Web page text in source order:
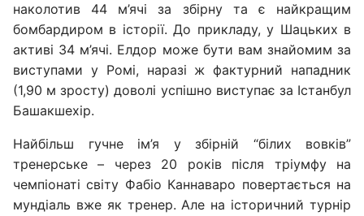
наколотив 44 м’ячі за збірну та є найкращим
бомбардиром в історії. До прикладу, у Шацьких в
активі 34 м’ячі. Елдор може бути вам знайомим за
виступами у Ромі, наразі ж фактурний нападник
(1,90 м зросту) доволі успішно виступає за Істанбул
Башакшехір.
Найбільш гучне ім’я у збірній “білих вовків”
тренерське – через 20 років після тріумфу на
чемпіонаті світу Фабіо Каннаваро повертається на
мундіаль вже як тренер. Але на історичний турнір